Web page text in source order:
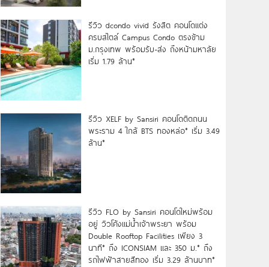
รีวิว dcondo vivid รังสิต คอนโดแต่ง
ครบสไตล์ Campus Condo ตรงข้าม
ม.กรุงเทพ พร้อมรับ-ส่ง ถึงหน้ามหาลัย
เริ่ม 1.79 ล้าน*
รีวิว XELF by Sansiri คอนโดติดถนน
พระราม 4 ใกล้ BTS ทองหล่อ* เริ่ม 3.49
ล้าน*
รีวิว FLO by Sansiri คอนโดใหม่พร้อม
อยู่ วิวโค้งแม่น้ำเจ้าพระยา พร้อม
Double Rooftop Facilities เพียง 3
นาที* ถึง ICONSIAM และ 350 ม.* ถึง
รถไฟฟ้าสายสีทอง เริ่ม 3.29 ล้านบาท*